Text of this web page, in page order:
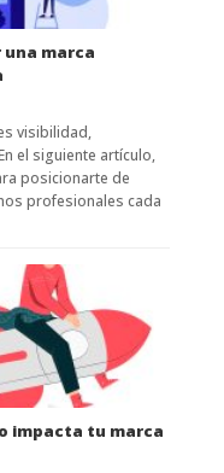
una marca
visibilidad,
el siguiente artículo,
posicionarte de
profesionales cada
impacta tu marca